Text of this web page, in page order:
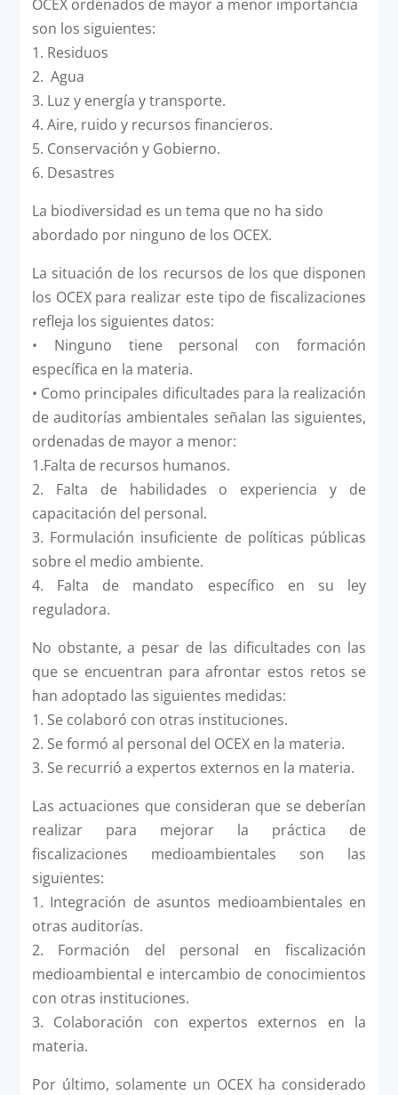
OCEX ordenados de mayor a menor importancia
son los siguientes:
1. Residuos
2. Agua
3. Luz y energía y transporte.
4. Aire, ruido y recursos financieros.
5. Conservación y Gobierno.
6. Desastres
La biodiversidad es un tema que no ha sido
abordado por ninguno de los OCEX.
La situación de los recursos de los que disponen
los OCEX para realizar este tipo de fiscalizaciones
refleja los siguientes datos:
• Ninguno tiene personal con formación
específica en la materia.
• Como principales dificultades para la realización
de auditorías ambientales señalan las siguientes,
ordenadas de mayor a menor:
1.Falta de recursos humanos.
2. Falta de habilidades o experiencia y de
capacitación del personal.
3. Formulación insuficiente de políticas públicas
sobre el medio ambiente.
4. Falta de mandato específico en su ley
reguladora.
No obstante, a pesar de las dificultades con las
que se encuentran para afrontar estos retos se
han adoptado las siguientes medidas:
1. Se colaboró con otras instituciones.
2. Se formó al personal del OCEX en la materia.
3. Se recurrió a expertos externos en la materia.
Las actuaciones que consideran que se deberían
realizar para mejorar la práctica de
fiscalizaciones medioambientales son las
siguientes:
1. Integración de asuntos medioambientales en
otras auditorías.
2. Formación del personal en fiscalización
medioambiental e intercambio de conocimientos
con otras instituciones.
3. Colaboración con expertos externos en la
materia.
Por último, solamente un OCEX ha considerado